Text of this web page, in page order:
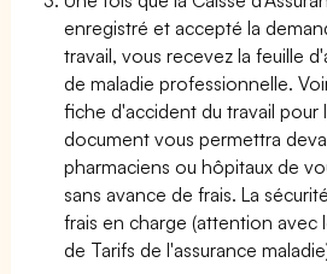
enregistré et accepté la
travail, vous recevez la feuille
de maladie professionnelle.
fiche d'accident du travail pour
document vous permettra
pharmaciens ou hôpitaux de
sans avance de frais. La
frais en charge (attention avec
de Tarifs de l'assurance